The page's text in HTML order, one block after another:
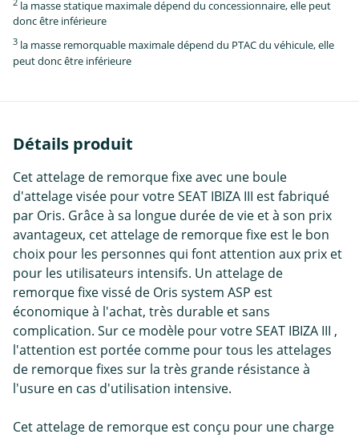
la masse statique maximale dépend du concessionnaire, elle peut
donc être inférieure
3 la masse remorquable maximale dépend du PTAC du véhicule, elle
peut donc être inférieure
Détails produit
Cet attelage de remorque fixe avec une boule
d'attelage visée pour votre SEAT IBIZA III est fabriqué
par Oris. Grâce à sa longue durée de vie et à son prix
avantageux, cet attelage de remorque fixe est le bon
choix pour les personnes qui font attention aux prix et
pour les utilisateurs intensifs. Un attelage de
remorque fixe vissé de Oris system ASP est
économique à l'achat, très durable et sans
complication. Sur ce modèle pour votre SEAT IBIZA III ,
l'attention est portée comme pour tous les attelages
de remorque fixes sur la très grande résistance à
l'usure en cas d'utilisation intensive.
Cet attelage de remorque est conçu pour une charge